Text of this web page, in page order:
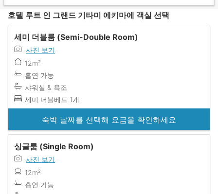
호텔 루트 인 그랜드 기타미 에키마에 객실 선택
세미 더블룸 (Semi-Double Room)
사진 보기
12m²
흡연 가능
샤워실 & 욕조
세미 더블베드 1개
숙박 날짜를 선택해 요금을 확인하세요
싱글룸 (Single Room)
사진 보기
12m²
흡연 가능